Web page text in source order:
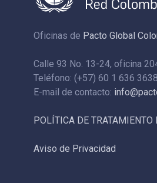
Oficinas de Pacto Global
Calle 93 No. 13-24, oficina
Teléfono: (+57) 60 1 636 3638
E-mail de contacto:
POLÍTICA DE
Aviso de Privacidad